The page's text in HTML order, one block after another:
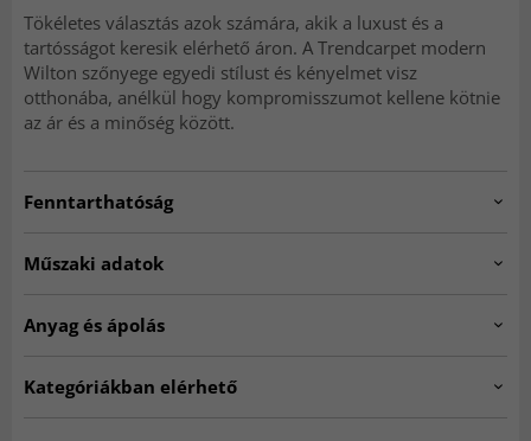
Tökéletes választás azok számára, akik a luxust és a
tartósságot keresik elérhető áron. A Trendcarpet modern
Wilton szőnyege egyedi stílust és kényelmet visz
otthonába, anélkül hogy kompromisszumot kellene kötnie
az ár és a minőség között.
Fenntarthatóság
mivel a poliészter egy zárt cellás szál, amely
poliészter-szőnyegek szintén nagyon népszerűek a luxus
megjelenésük és puha tapintásuk miatt.
Műszaki adatok
Anyag és ápolás
Vastagság kb.:5-10 mm.
Kategóriákban elérhető